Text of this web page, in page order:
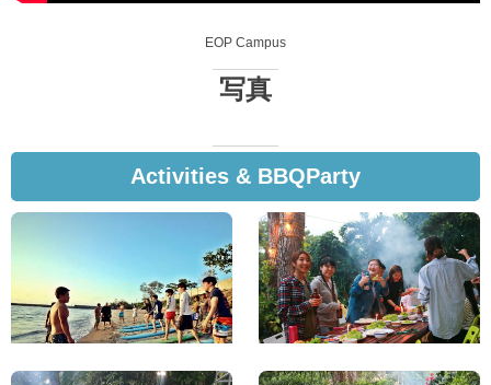
EOP Campus
写真
Activities & BBQParty